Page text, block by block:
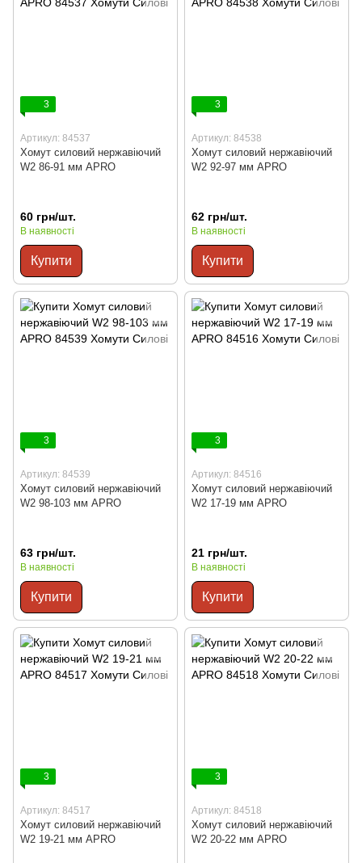
3
Артикул: 84537
Хомут силовий нержавіючий
W2 86-91 мм APRO
60 грн/шт.
В наявності
Купити
3
Артикул: 84538
Хомут силовий нержавіючий
W2 92-97 мм APRO
62 грн/шт.
В наявності
Купити
3
Артикул: 84539
Хомут силовий нержавіючий
W2 98-103 мм APRO
63 грн/шт.
В наявності
Купити
3
Артикул: 84516
Хомут силовий нержавіючий
W2 17-19 мм APRO
21 грн/шт.
В наявності
Купити
3
Артикул: 84517
Хомут силовий нержавіючий
W2 19-21 мм APRO
3
Артикул: 84518
Хомут силовий нержавіючий
W2 20-22 мм APRO